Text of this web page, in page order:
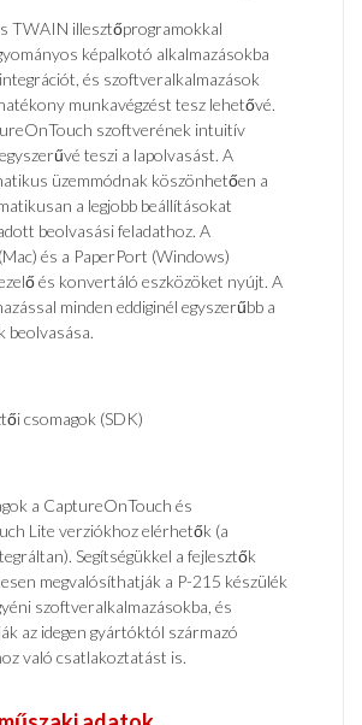
TWAIN illesztőprogramokkal
képalkotó alkalmazásokba
és szoftveralkalmazások
munkavégzést tesz lehetővé.
szoftverének intuitív
teszi a lapolvasást. A
üzemmódnak köszönhetően a
a legjobb beállításokat
beolvasási feladathoz. A
és a PaperPort (Windows)
és konvertáló eszközöket nyújt. A
minden eddiginél egyszerűbb a
beolvasása.
csomagok (SDK)
a CaptureOnTouch és
Lite verziókhoz elérhetők (a
Segítségükkel a fejlesztők
megvalósíthatják a P-215 készülék
szoftveralkalmazásokba, és
az idegen gyártóktól származó
való csatlakoztatást is.